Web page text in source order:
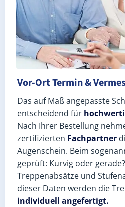
Vor-Ort Termin &
Das auf Maß angepasste
entscheidend für
Nach Ihrer Bestellung
zertifizierten Fachpartner
Augenschein. Beim
geprüft: Kurvig oder
Treppenabsätze und
dieser Daten werden die
individuell angefertigt.